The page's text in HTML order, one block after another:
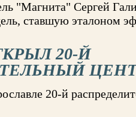
"Магнита" Сергей
ставшую эталоном
20-Й
20-й